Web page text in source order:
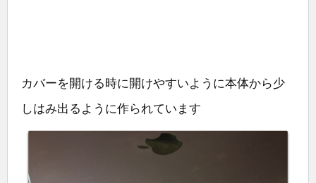
カバーを開ける時に開けやすいように本体から少
しはみ出るように作られています